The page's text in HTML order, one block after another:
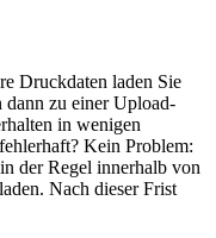
Druckdaten laden Sie
dann zu einer Upload-
in wenigen
Kein Problem:
der Regel innerhalb von
Nach dieser Frist